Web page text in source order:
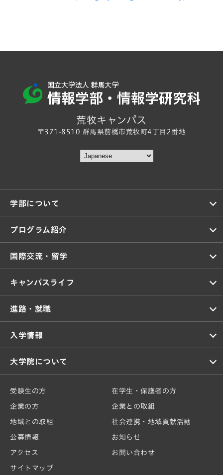
荒牧キャンパス
〒371-8510 群馬県前橋市荒牧町4丁目2番地
学部について
プログラム紹介
国際交流・留学
キャンパスライフ
進路・就職
入学情報
大学院について
受験生の方 在学生・保護者の方
企業の方 企業との取組
地域との取組 社会連携・地域貢献活動
公募情報 お知らせ
アクセス お問い合わせ
サイトマップ